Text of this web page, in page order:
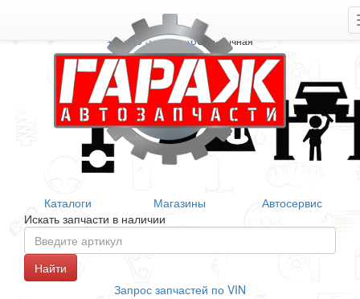
+7 906 377 46 46Справочная
Каталоги Магазины
Автосервис
Искать запчасти в наличии
Запрос запчастей по VIN